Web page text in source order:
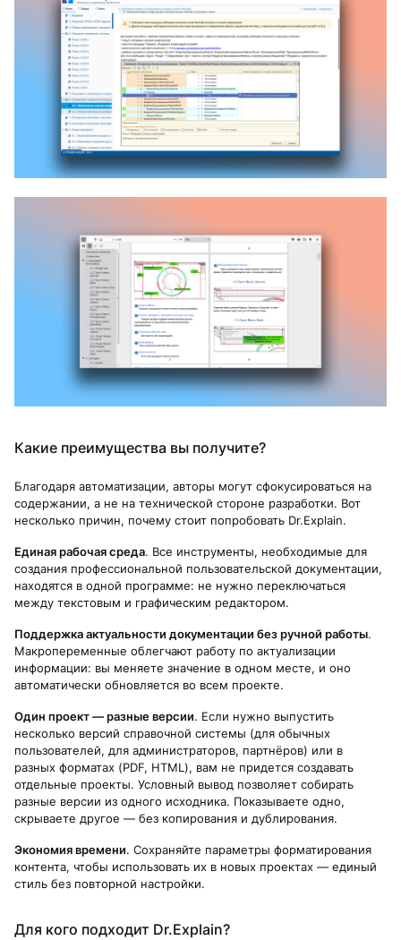
Какие преимущества вы получите?
Благодаря автоматизации, авторы могут сфокусироваться на
содержании, а не на технической стороне разработки. Вот
несколько причин, почему стоит попробовать Dr.Explain.
Единая рабочая среда. Все инструменты, необходимые для
создания профессиональной пользовательской документации,
находятся в одной программе: не нужно переключаться
между текстовым и графическим редактором.
Поддержка актуальности документации без ручной работы.
Макропеременные облегчают работу по актуализации
информации: вы меняете значение в одном месте, и оно
автоматически обновляется во всем проекте.
Один проект — разные версии. Если нужно выпустить
несколько версий справочной системы (для обычных
пользователей, для администраторов, партнёров) или в
разных форматах (PDF, HTML), вам не придется создавать
отдельные проекты. Условный вывод позволяет собирать
разные версии из одного исходника. Показываете одно,
скрываете другое — без копирования и дублирования.
Экономия времени. Сохраняйте параметры форматирования
контента, чтобы использовать их в новых проектах — единый
стиль без повторной настройки.
Для кого подходит Dr.Explain?